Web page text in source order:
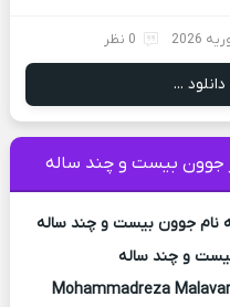
0 نظر
...
جوون بیست و چند ساله
نام جوون بیست و چند ساله
و چند ساله
Mohammadreza